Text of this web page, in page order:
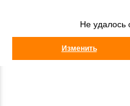
Не удалось
Изменить